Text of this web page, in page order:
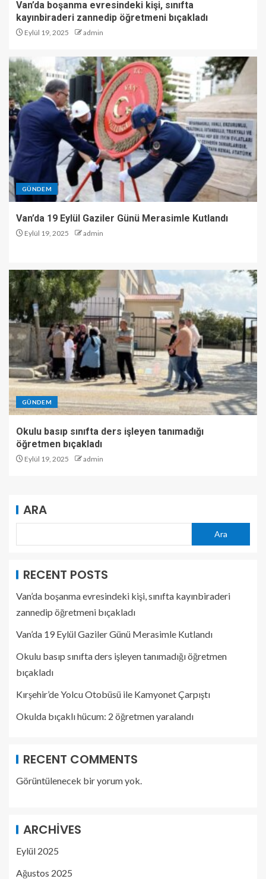
Van’da boşanma evresindeki kişi, sınıfta
kayınbiraderi zannedip öğretmeni bıçakladı
Eylül 19, 2025 admin
GÜNDEM
Van’da 19 Eylül Gaziler Günü Merasimle Kutlandı
Eylül 19, 2025 admin
GÜNDEM
Okulu basıp sınıfta ders işleyen tanımadığı
öğretmen bıçakladı
Eylül 19, 2025 admin
ARA
Ara
RECENT POSTS
Van’da boşanma evresindeki kişi, sınıfta kayınbiraderi
zannedip öğretmeni bıçakladı
Van’da 19 Eylül Gaziler Günü Merasimle Kutlandı
Okulu basıp sınıfta ders işleyen tanımadığı öğretmen
bıçakladı
Kırşehir’de Yolcu Otobüsü ile Kamyonet Çarpıştı
Okulda bıçaklı hücum: 2 öğretmen yaralandı
RECENT COMMENTS
Görüntülenecek bir yorum yok.
ARCHIVES
Eylül 2025
Ağustos 2025